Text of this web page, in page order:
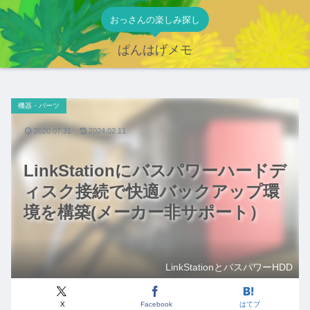
おっさんの楽しみ探し
ぱんはげメモ
LinkStationにバスパワーハードデ
ィスク接続で快適バックアップ環
境を構築(メーカー非サポート）
機器・パーツ
LinkStationとバスパワーHDD
X Facebook はてブ
2020.07.31 2024.02.11